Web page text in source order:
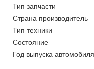
Тип запчасти
Страна производитель
Тип техники
Состояние
Год выпуска автомобиля